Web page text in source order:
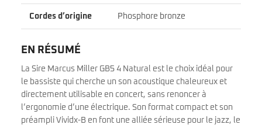
Cordes d’origine Phosphore bronze
EN RÉSUMÉ
La Sire Marcus Miller GB5 4 Natural est le choix idéal pour
le bassiste qui cherche un son acoustique chaleureux et
directement utilisable en concert, sans renoncer à
l’ergonomie d’une électrique. Son format compact et son
préampli Vividx-B en font une alliée sérieuse pour le jazz, le